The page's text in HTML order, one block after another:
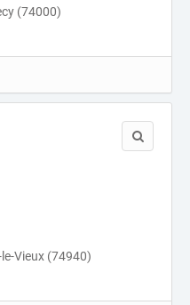
(74000)
Vieux (74940)